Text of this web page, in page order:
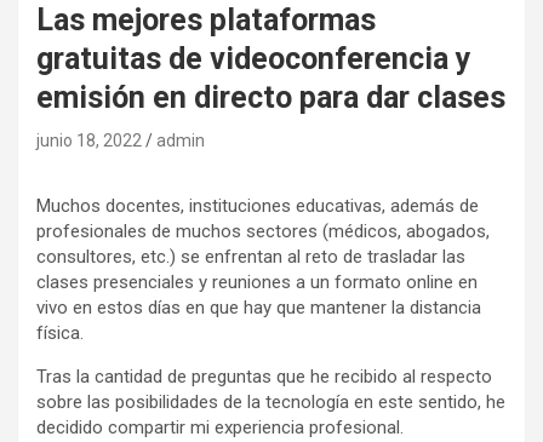
Las mejores plataformas
gratuitas de videoconferencia y
emisión en directo para dar clases
junio 18, 2022 admin
Muchos docentes, instituciones educativas, además de
profesionales de muchos sectores (médicos, abogados,
consultores, etc.) se enfrentan al reto de trasladar las
clases presenciales y reuniones a un formato online en
vivo en estos días en que hay que mantener la distancia
física.
Tras la cantidad de preguntas que he recibido al respecto
sobre las posibilidades de la tecnología en este sentido, he
decidido compartir mi experiencia profesional.